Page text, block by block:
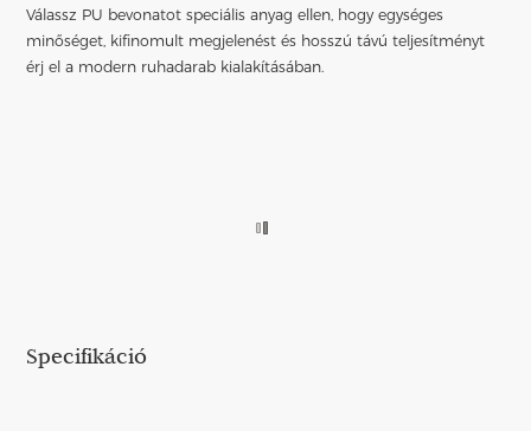
Válassz PU bevonatot speciális anyag ellen, hogy egységes
minőséget, kifinomult megjelenést és hosszú távú teljesítményt
érj el a modern ruhadarab kialakításában.
Specifikáció